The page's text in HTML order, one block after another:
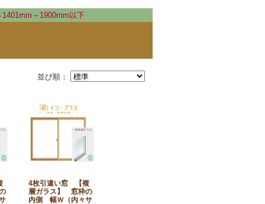
～1900mm以下
並び順：
4枚引違い窓 【複
層ガラス】 窓枠の
内側 幅Ｗ（内々サ